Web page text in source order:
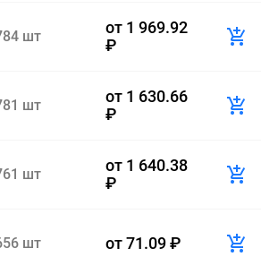
шт от 1 969.92
₽
шт от 1 630.66
₽
шт от 1 640.38
₽
шт от71.09 ₽